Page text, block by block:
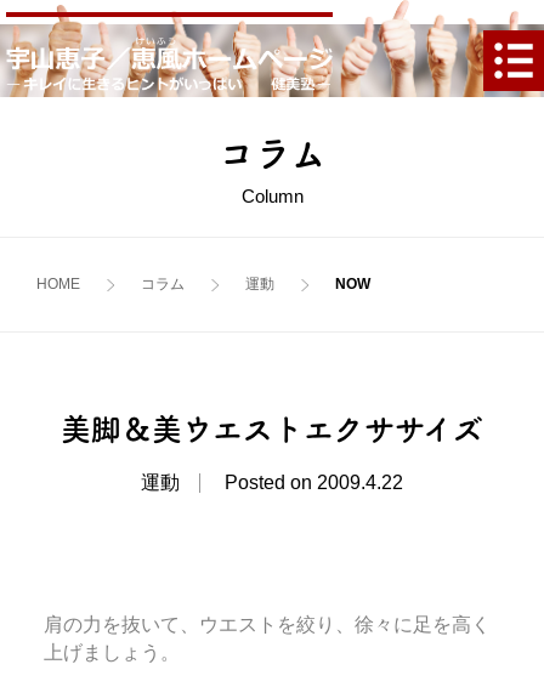
コラム
Column
HOME コラム 運動
美脚＆美ウエストエクササイズ
運動 Posted on 2009.4.22
肩の力を抜いて、ウエストを絞り、徐々に足を高く
上げましょう。